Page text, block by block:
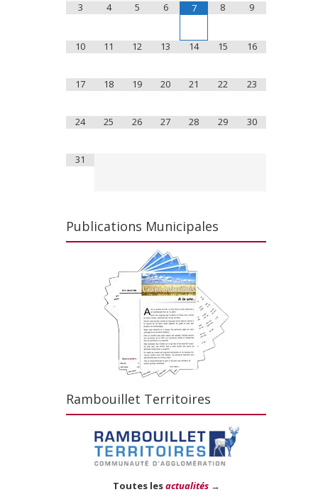
3 4 5 6 7 8 9
10 11 12 13 14 15 16
17 18 19 20 21 22 23
24 25 26 27 28 29 30
31
Publications Municipales
Rambouillet Territoires
Toutes lesactualités→